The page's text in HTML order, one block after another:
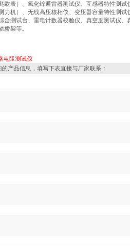
欧表）、氧化锌避雷器测试仪、互感器特性测试
机）、无线高压核相仪、变压器容量特性测试
测试台、雷电计数器校验仪、真空度测试仪、
架等。
电阻测试仪
产品信息，填写下表直接与厂家联系：